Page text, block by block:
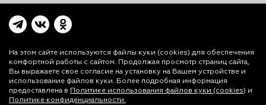
На этом сайте используются файлы куки (cookies) для обеспечения
комфортной работы с сайтом. Продолжая просмотр страниц сайта,
Вы выражаете свое согласие на установку на Вашем устройстве и
использование файлов куки. Более подробная информация
предоставлена в Политике использования файлов куки (cookies) и
Политике конфиденциальности.